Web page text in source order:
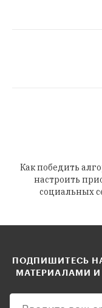
Как победить
настроить
социальных
ПОДПИШИТЕСЬ
МАТЕРИАЛАМИ